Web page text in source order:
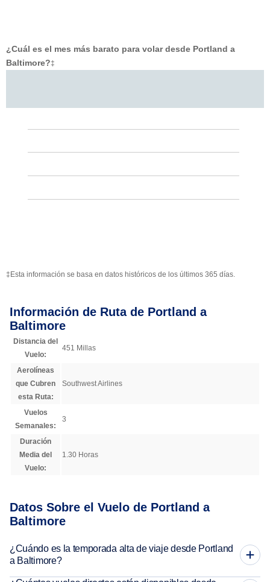
¿Cuál es el mes más barato para volar desde Portland a
Baltimore?‡
‡Esta información se basa en datos históricos de los últimos 365 días.
Información de Ruta de Portland a
Baltimore
Distancia del
Vuelo:
451 Millas
Aerolíneas
que Cubren
esta Ruta:
Southwest Airlines
Vuelos
Semanales:
3
Duración
Media del
Vuelo:
1.30 Horas
Datos Sobre el Vuelo de Portland a
Baltimore
¿Cuándo es la temporada alta de viaje desde Portland
a Baltimore?